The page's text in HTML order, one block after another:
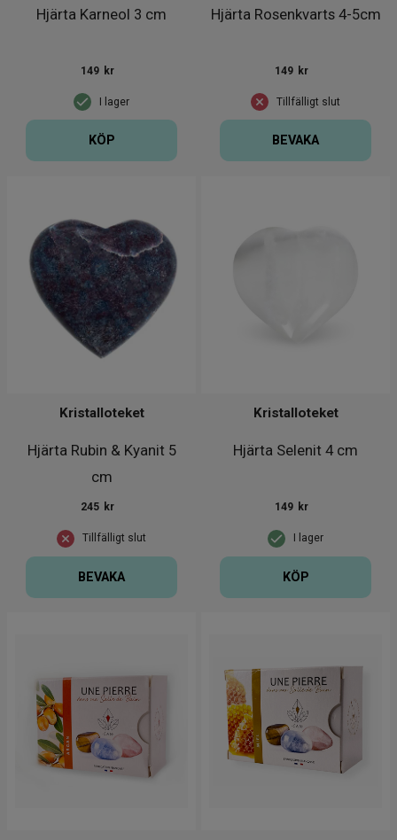
Hjärta Karneol 3 cm
I lager
149 kr
KÖP
Hjärta Rosenkvarts 4-5cm
Tillfälligt slut
149 kr
BEVAKA
Hjärta Rubin & Kyanit 5
cm
Kristalloteket
Tillfälligt slut
245 kr
BEVAKA
Hjärta Selenit 4 cm
Kristalloteket
I lager
149 kr
KÖP